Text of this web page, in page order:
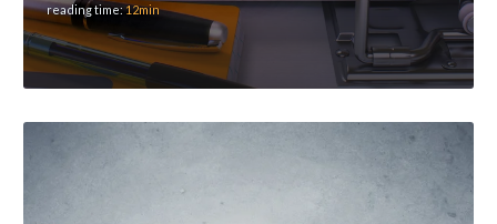
reading time:12min